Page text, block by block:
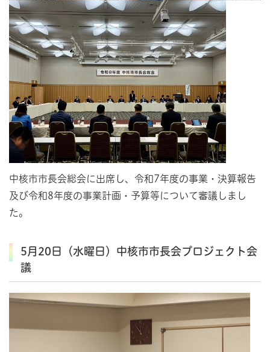
中核市市長会総会に出席し、令和7年度の事業・決算報告
及び令和8年度の事業計画・予算等について審議しまし
た。
5月20日（水曜日）中核市市長会プロジェクト会
議